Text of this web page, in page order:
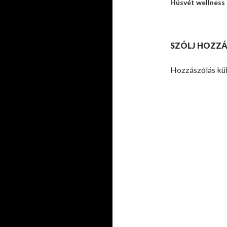
Húsvét wellness
SZÓLJ
Hozzászólás